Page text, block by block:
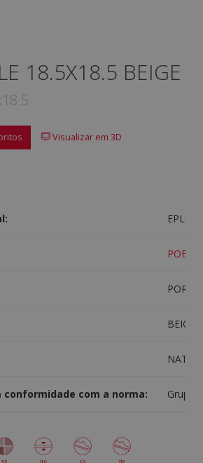
18.5X18.5 BEIGE
Visualizar em 3D
EPL610
BEIGE
conformidade com a norma: Grupo